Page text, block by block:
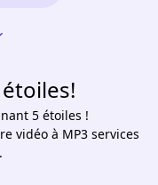
5 étoiles !
vidéo à MP3 services